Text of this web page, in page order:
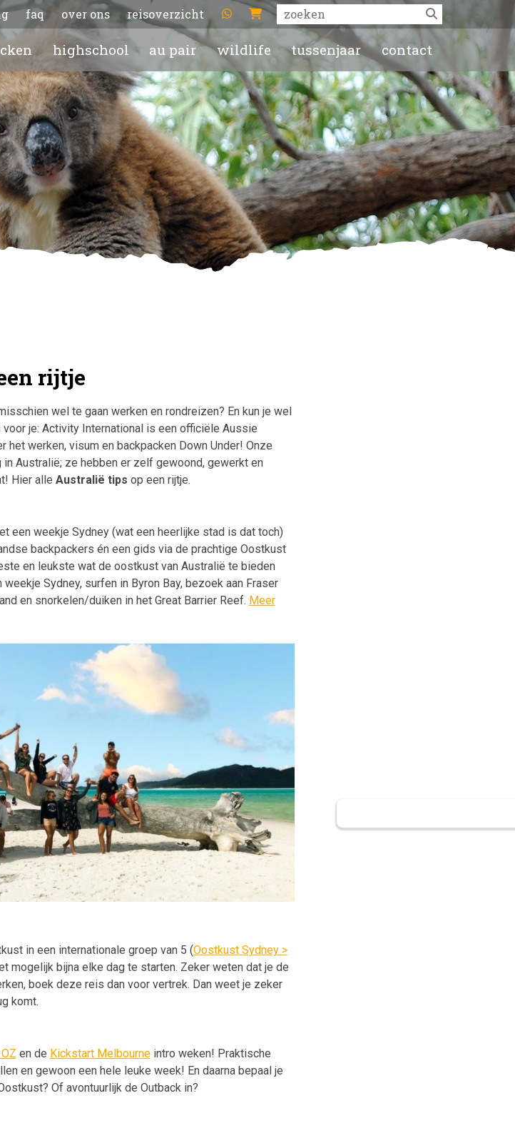
faq over ons reisoverzicht
highschool au pair wildlife tussenjaar contact
rijtje
wel te gaan werken en rondreizen? En kun je wel
je: Activity International is een officiële Aussie
werken, visum en backpacken Down Under! Onze
Australië; ze hebben er zelf gewoond, gewerkt en
Hier alle Australië tips op een rijtje.
een weekje Sydney (wat een heerlijke stad is dat toch)
backpackers én een gids via de prachtige Oostkust
en leukste wat de oostkust van Australië te bieden
Sydney, surfen in Byron Bay, bezoek aan Fraser
en snorkelen/duiken in het Great Barrier Reef. Meer
in een internationale groep van 5 (Oostkust Sydney >
mogelijk bijna elke dag te starten. Zeker weten dat je de
boek deze reis dan voor vertrek. Dan weet je zeker
komt.
en de Kickstart Melbourneintro weken! Praktische
en gewoon een hele leuke week! En daarna bepaal je
Of avontuurlijk de Outback in?